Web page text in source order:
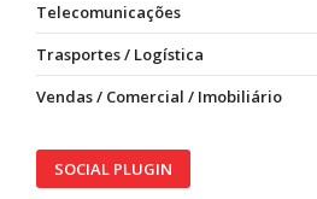
Telecomunicações
Trasportes / Logística
Vendas / Comercial / Imobiliário
SOCIAL PLUGIN